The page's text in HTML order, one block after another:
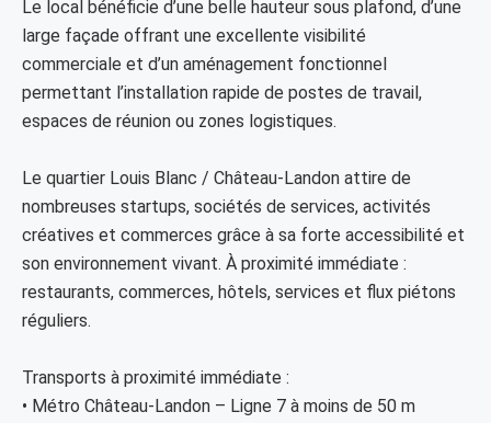
Le local bénéficie d’une belle hauteur sous plafond, d’une
large façade offrant une excellente visibilité
commerciale et d’un aménagement fonctionnel
permettant l’installation rapide de postes de travail,
espaces de réunion ou zones logistiques.
Le quartier Louis Blanc / Château-Landon attire de
nombreuses startups, sociétés de services, activités
créatives et commerces grâce à sa forte accessibilité et
son environnement vivant. À proximité immédiate :
restaurants, commerces, hôtels, services et flux piétons
réguliers.
Transports à proximité immédiate :
• Métro Château-Landon – Ligne 7 à moins de 50 m